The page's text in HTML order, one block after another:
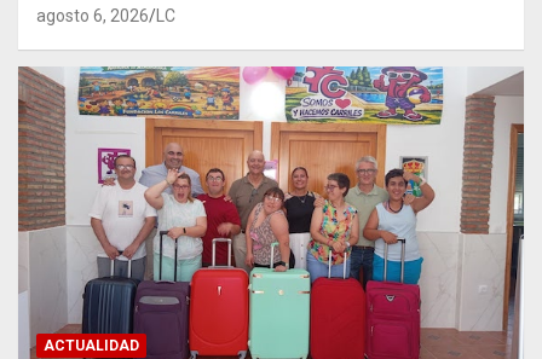
agosto 6, 2026 LC
ACTUALIDAD